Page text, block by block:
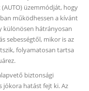
üzemmódját, hogy
működhessen a kívánt
különösen hátrányosan
sebességtől, mikor is az
folyamatosan tartsa
biztonsági
jókora hatást fejt ki. Az